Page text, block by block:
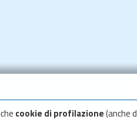
cookie di profilazione(anche